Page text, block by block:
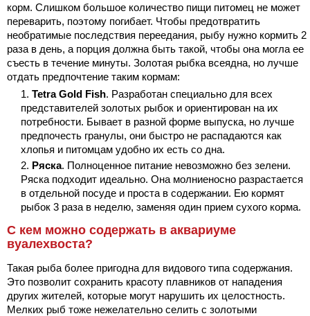
корм. Слишком большое количество пищи питомец не может
переварить, поэтому погибает. Чтобы предотвратить
необратимые последствия переедания, рыбу нужно кормить 2
раза в день, а порция должна быть такой, чтобы она могла ее
съесть в течение минуты. Золотая рыбка всеядна, но лучше
отдать предпочтение таким кормам:
Tetra Gold Fish. Разработан специально для всех
представителей золотых рыбок и ориентирован на их
потребности. Бывает в разной форме выпуска, но лучше
предпочесть гранулы, они быстро не распадаются как
хлопья и питомцам удобно их есть со дна.
Ряска. Полноценное питание невозможно без зелени.
Ряска подходит идеально. Она молниеносно разрастается
в отдельной посуде и проста в содержании. Ею кормят
рыбок 3 раза в неделю, заменяя один прием сухого корма.
С кем можно содержать в аквариуме
вуалехвоста?
Такая рыба более пригодна для видового типа содержания.
Это позволит сохранить красоту плавников от нападения
других жителей, которые могут нарушить их целостность.
Мелких рыб тоже нежелательно селить с золотыми